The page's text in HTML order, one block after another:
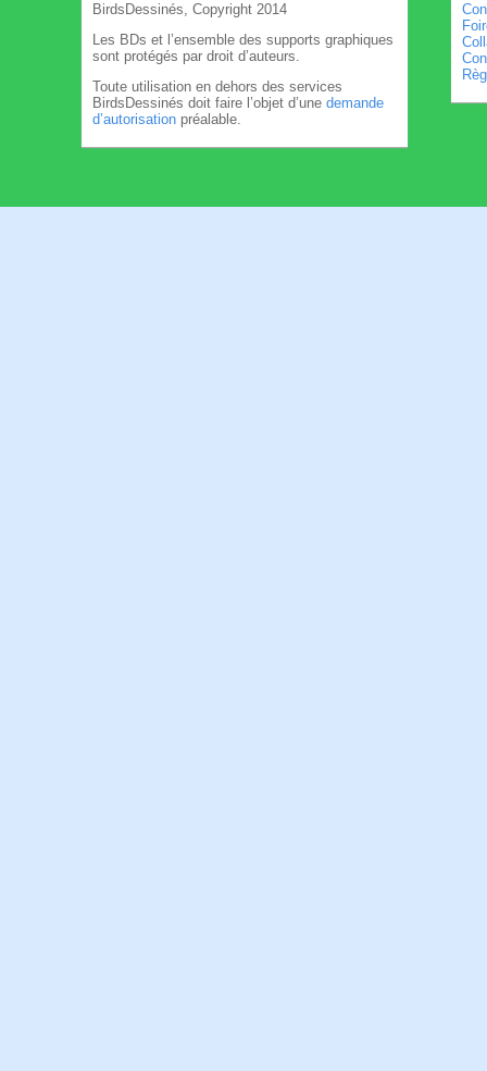
BirdsDessinés, Copyright 2014
Les BDs et l’ensemble des supports graphiques
sont protégés par droit d’auteurs.
Toute utilisation en dehors des services
BirdsDessinés doit faire l’objet d’une demande
d’autorisation préalable.